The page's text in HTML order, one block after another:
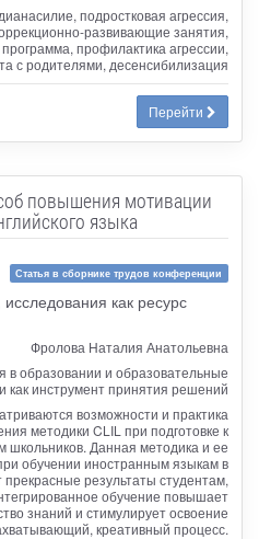
подростковая агрессия,
развивающие занятия,
профилактика агрессии,
с родителями, десенсибилизация
Перейти
повышения мотивации
языка
Статья в сборнике трудов конференции
как ресурс
Фролова Наталия Анатольевна
в образовании и образовательные
как инструмент принятия решений
возможности и практика
методики CLIL при подготовке к
Данная методика и ее
обучении иностранным языкам в
результаты студентам,
обучение повышает
знаний и стимулирует освоение
креативный процесс.